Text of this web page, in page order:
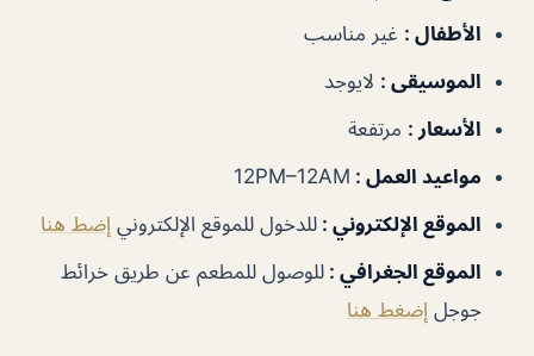
الأطفال : غير مناسب
الموسيقى : لايوجد
الأسعار : مرتفعة
مواعيد العمل : 12PM–12AM
الموقع الإلكتروني : للدخول للموقع الإلكتروني إضط هنا
الموقع الجغرافي : للوصول للمطعم عن طريق خرائط
جوجل إضغط هنا